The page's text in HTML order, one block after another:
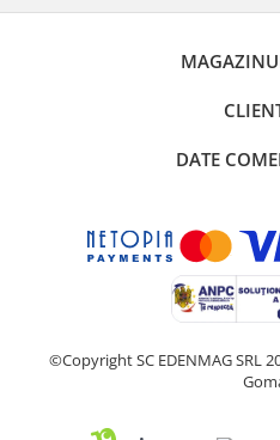
DATE
©Copyright SC EDENMAG SRL